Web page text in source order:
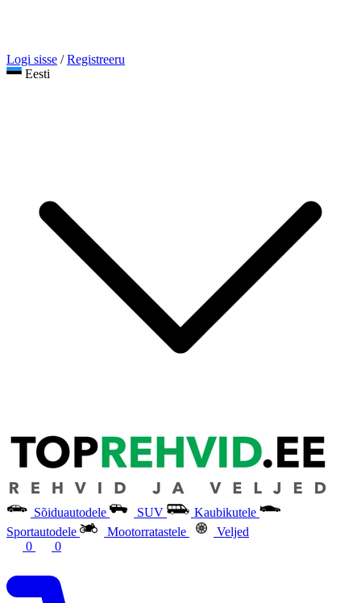
Logi sisse / Registreeru
Eesti
Sõiduautodele SUV
Kaubikutele
Sportautodele
Mootorratastele
Veljed
0
0